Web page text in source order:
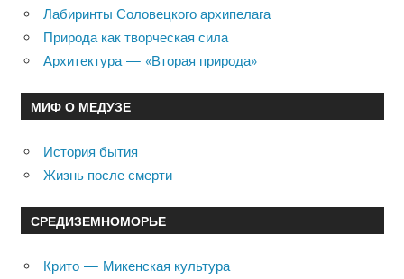
Лабиринты Соловецкого архипелага
Природа как творческая сила
Архитектура — «Вторая природа»
МИФ О МЕДУЗЕ
История бытия
Жизнь после смерти
СРЕДИЗЕМНОМОРЬЕ
Крито — Микенская культура